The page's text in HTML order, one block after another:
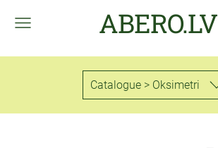
ABERO.LV
Catalogue > Oksimetri